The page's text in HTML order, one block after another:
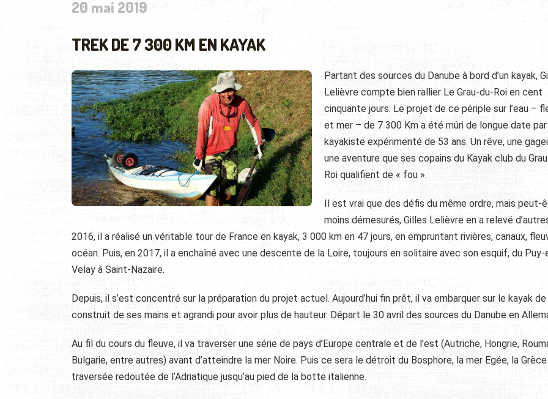
20 mai 2019
TREK DE 7 300 KM EN KAYAK
Partant des sources du Danube à bord d’un kayak,
Lelièvre compte bien rallier Le Grau-du-Roi en cent
cinquante jours. Le projet de ce périple sur l’eau –
et mer – de 7 300 Km a été mûri de longue date
kayakiste expérimenté de 53 ans. Un rêve, une
une aventure que ses copains du Kayak club du
Roi qualifient de « fou ».
Il est vrai que des défis du même ordre, mais peut-
moins démesurés, Gilles Lelièvre en a relevé
2016, il a réalisé un véritable tour de France en kayak, 3 000 km en 47 jours, en empruntant rivières, canaux,
océan. Puis, en 2017, il a enchaîné avec une descente de la Loire, toujours en solitaire avec son esquif, du Puy-
Velay à Saint-Nazaire.
Depuis, il s’est concentré sur la préparation du projet actuel. Aujourd’hui fin prêt, il va embarquer sur le kayak
construit de ses mains et agrandi pour avoir plus de hauteur. Départ le 30 avril des sources du Danube en
Au fil du cours du fleuve, il va traverser une série de pays d’Europe centrale et de l’est (Autriche, Hongrie,
Bulgarie, entre autres) avant d’atteindre la mer Noire. Puis ce sera le détroit du Bosphore, la mer Egée, la
traversée redoutée de l’Adriatique jusqu’au pied de la botte italienne.